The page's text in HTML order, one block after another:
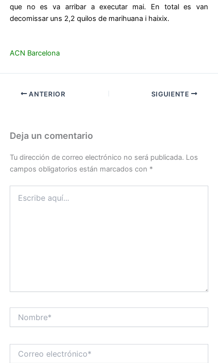
que no es va arribar a executar mai. En total es van
decomissar uns 2,2 quilos de marihuana i haixix.
ACN Barcelona
ANTERIOR SIGUIENTE
Deja un comentario
Tu dirección de correo electrónico no será publicada. Los
campos obligatorios están marcados con *
aquí...
electrónico*